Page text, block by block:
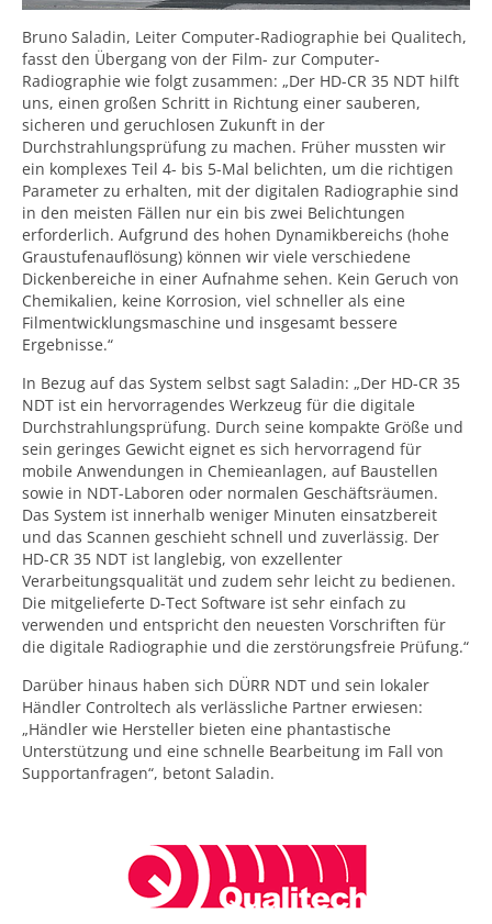
Bruno Saladin, Leiter Computer-Radiographie bei Qualitech,
fasst den Übergang von der Film- zur Computer-
Radiographie wie folgt zusammen: „Der HD-CR 35 NDT hilft
uns, einen großen Schritt in Richtung einer sauberen,
sicheren und geruchlosen Zukunft in der
Durchstrahlungsprüfung zu machen. Früher mussten wir
ein komplexes Teil 4- bis 5-Mal belichten, um die richtigen
Parameter zu erhalten, mit der digitalen Radiographie sind
in den meisten Fällen nur ein bis zwei Belichtungen
erforderlich. Aufgrund des hohen Dynamikbereichs (hohe
Graustufenauflösung) können wir viele verschiedene
Dickenbereiche in einer Aufnahme sehen. Kein Geruch von
Chemikalien, keine Korrosion, viel schneller als eine
Filmentwicklungsmaschine und insgesamt bessere
Ergebnisse.“
In Bezug auf das System selbst sagt Saladin: „Der HD-CR 35
NDT ist ein hervorragendes Werkzeug für die digitale
Durchstrahlungsprüfung. Durch seine kompakte Größe und
sein geringes Gewicht eignet es sich hervorragend für
mobile Anwendungen in Chemieanlagen, auf Baustellen
sowie in NDT-Laboren oder normalen Geschäftsräumen.
Das System ist innerhalb weniger Minuten einsatzbereit
und das Scannen geschieht schnell und zuverlässig. Der
HD-CR 35 NDT ist langlebig, von exzellenter
Verarbeitungsqualität und zudem sehr leicht zu bedienen.
Die mitgelieferte D-Tect Software ist sehr einfach zu
verwenden und entspricht den neuesten Vorschriften für
die digitale Radiographie und die zerstörungsfreie Prüfung.“
Darüber hinaus haben sich DÜRR NDT und sein lokaler
Händler Controltech als verlässliche Partner erwiesen:
„Händler wie Hersteller bieten eine phantastische
Unterstützung und eine schnelle Bearbeitung im Fall von
Supportanfragen“, betont Saladin.